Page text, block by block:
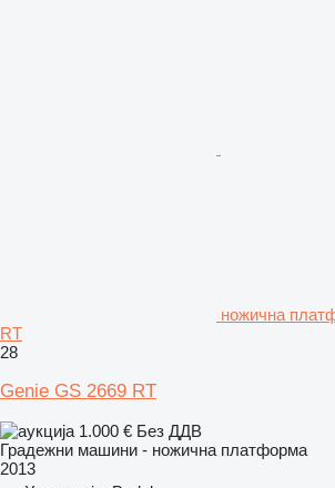
ножична
RT
28
Genie GS 2669 RT
1.000 € Без ДДВ
Градежни машини - ножична платформа
2013